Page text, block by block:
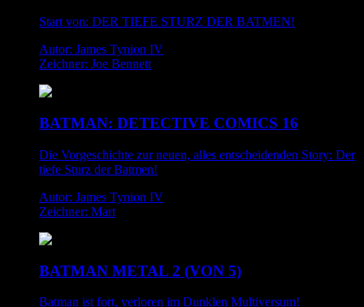
Start von: DER TIEFE STURZ DER BATMEN!
Autor: James Tynion IV
Zeichner: Joe Bennett
BATMAN: DETECTIVE COMICS 16
Die Vorgeschichte zur neuen, alles entscheidenden Story: Der
tiefe Sturz der Batmen!
Autor: James Tynion IV
Zeichner: Mart
BATMAN METAL 2 (VON 5)
Batman ist fort, verloren im Dunklen Multiversum!